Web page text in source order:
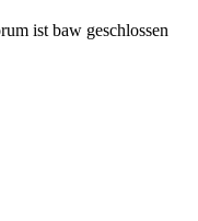
ist baw geschlossen